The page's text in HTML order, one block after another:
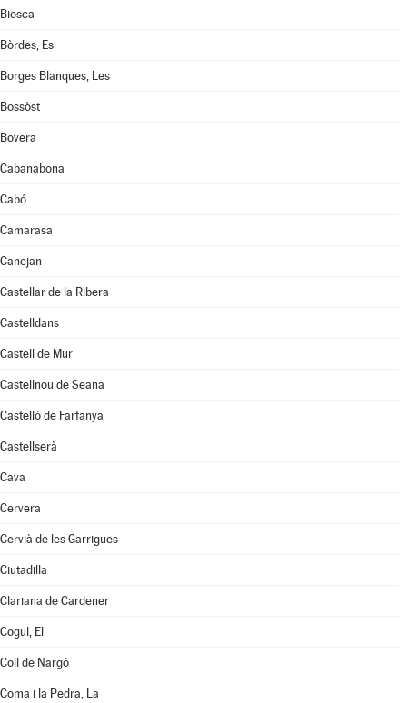
Biosca
Bòrdes, Es
Borges Blanques, Les
Bossòst
Bovera
Cabanabona
Cabó
Camarasa
Canejan
Castellar de la Ribera
Castelldans
Castell de Mur
Castellnou de Seana
Castelló de Farfanya
Castellserà
Cava
Cervera
Cervià de les Garrigues
Ciutadilla
Clariana de Cardener
Cogul, El
Coll de Nargó
Coma i la Pedra, La